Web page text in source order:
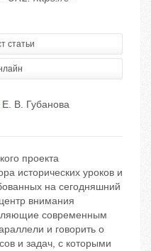
статьи
Е. В. Губанова
проекта
исторических уроков и
на сегодняшний
внимания
современным
и говорить о
и задач, с которыми